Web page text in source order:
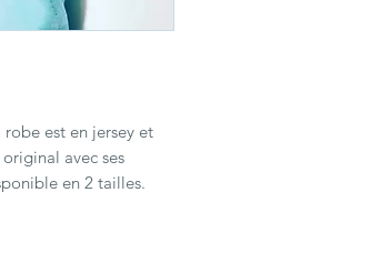
est en jersey et
avec ses
en 2 tailles.